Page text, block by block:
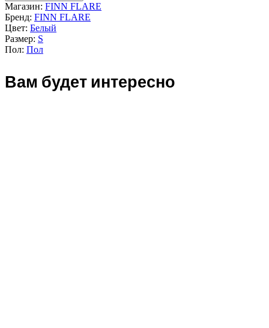
Магазин: FINN FLARE
Бренд: FINN FLARE
Цвет: Белый
Размер: S
Пол: Пол
Вам будет интересно